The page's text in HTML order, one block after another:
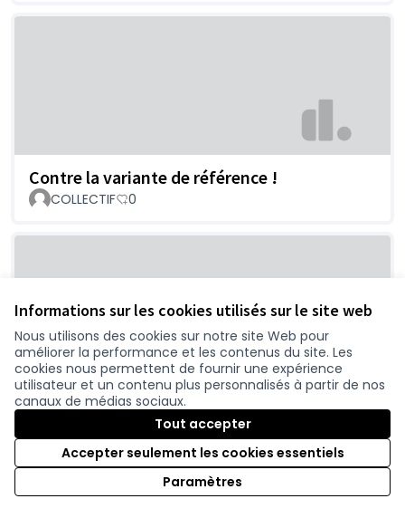
Informations sur les cookies utilisés sur le site web
Nous utilisons des cookies sur notre site Web pour
améliorer la performance et les contenus du site. Les
cookies nous permettent de fournir une expérience
utilisateur et un contenu plus personnalisés à partir de nos
canaux de médias sociaux.
Tout accepter
Accepter seulement les cookies essentiels
Paramètres
Contre la variante de référence !
COLLECTIF 0
Limitation des nuisances sonores